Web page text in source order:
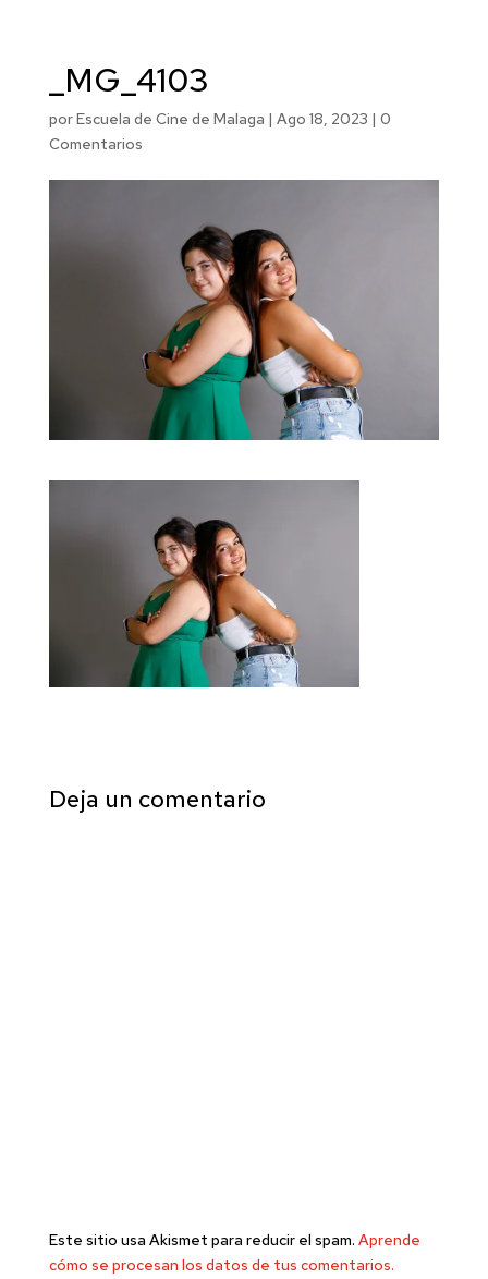
_MG_4103
porEscuela de Cine de Malaga | Ago 18, 2023 | 0
Comentarios
Deja un comentario
Este sitio usa Akismet para reducir el spam. Aprende
cómo se procesan los datos de tus comentarios.